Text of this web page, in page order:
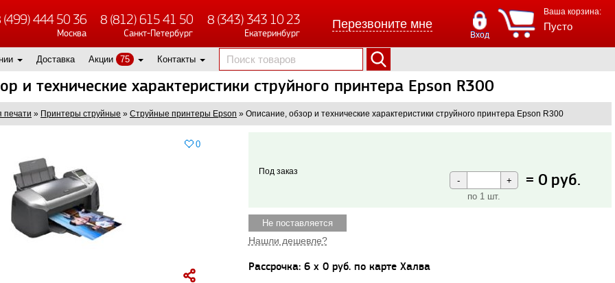
(499) 444 50 36
Москва
8 (812) 615 41 50
Санкт-Петербург
8 (343) 343 10 23
Екатеринбург
Перезвоните мне
Ваша корзина:
Пусто
Вход
Доставка Акции 75 Контакты
и технические характеристики струйного принтера Epson R300
печати » Принтеры струйные » Струйные принтеры Epson » Описание, обзор и технические характеристики струйного принтера Epson R300
0
Под заказ
по 1 шт.
= 0 руб.
Не поставляется
Нашли дешевле?
Рассрочка: 6 x 0 руб. по карте Халва